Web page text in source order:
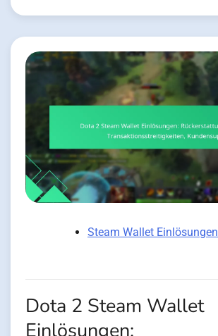
Steam Wallet Einlösungen
Dota 2 Steam Wallet